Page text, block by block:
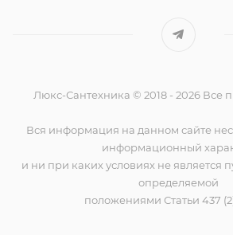
Люкс-Сантехника © 2018 - 2026 Все
Вся информация на данном сайте
информационный
и ни при каких условиях не является
определяемой
положениями Статьи 437